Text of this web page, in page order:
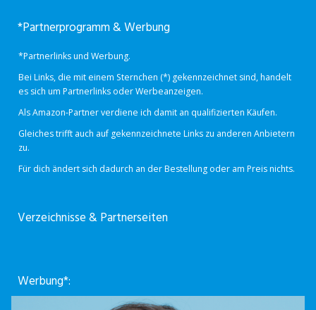
*Partnerprogramm & Werbung
*Partnerlinks und Werbung.
Bei Links, die mit einem Sternchen (*) gekennzeichnet sind, handelt
es sich um Partnerlinks oder Werbeanzeigen.
Als Amazon-Partner verdiene ich damit an qualifizierten Käufen.
Gleiches trifft auch auf gekennzeichnete Links zu anderen Anbietern
zu.
Für dich ändert sich dadurch an der Bestellung oder am Preis nichts.
Verzeichnisse & Partnerseiten
Werbung*: